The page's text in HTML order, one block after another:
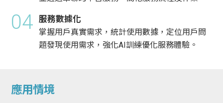
04 服務數據化
掌握用戶真實需求，統計使用數據，定位用戶問
題發現使用需求，強化AI訓練優化服務體驗。
應用情境